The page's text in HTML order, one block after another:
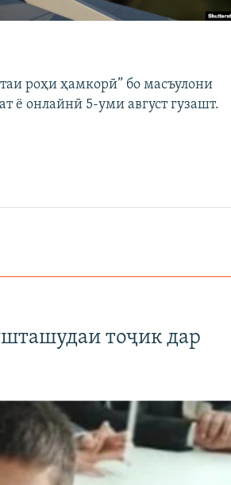
роҳи ҳамкорӣ” бо масъулони
ё онлайнӣ 5-уми август гузашт.
тоҷик дар